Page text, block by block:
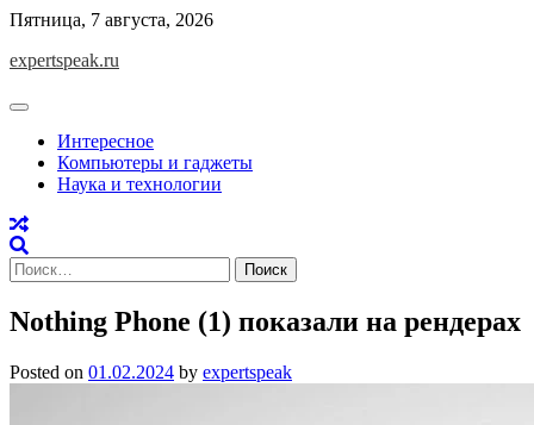
Skip
content
Пятница, 7 августа, 2026
expertspeak.ru
Интересное
Компьютеры и гаджеты
Наука и технологии
Найти:
Nothing Phone (1) показали на рендерах
Posted on 01.02.2024 by expertspeak